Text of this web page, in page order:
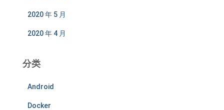
2020 年 5 月
2020 年 4 月
分类
Android
Docker